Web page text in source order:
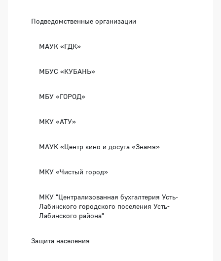
Подведомственные организации
МАУК «ГДК»
МБУС «КУБАНЬ»
МБУ «ГОРОД»
МКУ «АТУ»
МАУК «Центр кино и досуга «Знамя»
МКУ «Чистый город»
МКУ "Централизованная бухгалтерия Усть-
Лабинского городского поселения Усть-
Лабинского района"
Защита населения